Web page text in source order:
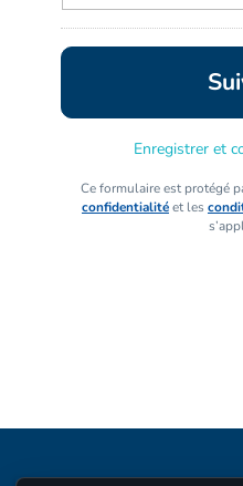
Enregistrer et
Ce formulaire est protégé
confidentialitéet les